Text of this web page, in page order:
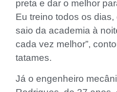
preta e dar o melhor
Eu treino todos os
saio da academia à
cada vez melhor”,
tatames.
Já o engenheiro